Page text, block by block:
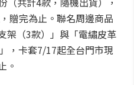
贈完為止。聯名周邊商品
架（3款）」與「電繡皮革
，卡套7/17起全台門市現
。